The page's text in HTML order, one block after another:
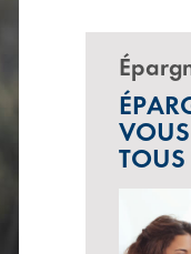
TOUS